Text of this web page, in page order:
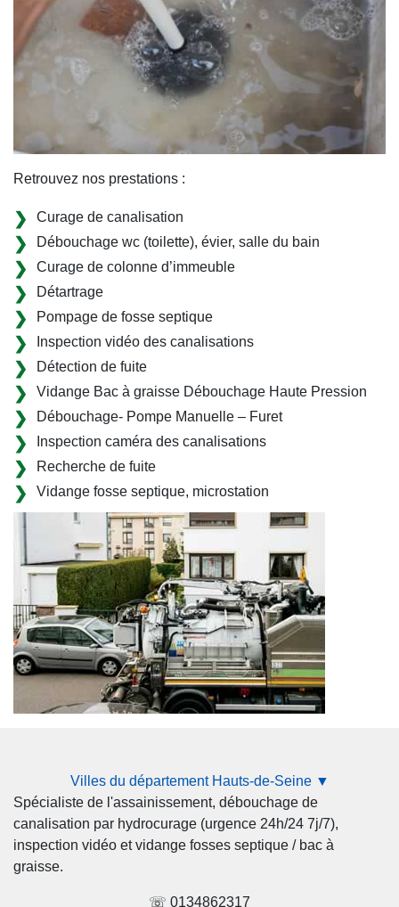
Retrouvez nos prestations :
Curage de canalisation
Débouchage wc (toilette), évier, salle du bain
Curage de colonne d’immeuble
Détartrage
Pompage de fosse septique
Inspection vidéo des canalisations
Détection de fuite
Vidange Bac à graisse Débouchage Haute Pression
Débouchage- Pompe Manuelle – Furet
Inspection caméra des canalisations
Recherche de fuite
Vidange fosse septique, microstation
Villes du département Hauts-de-Seine ▼
Spécialiste de l'assainissement, débouchage de
canalisation par hydrocurage (urgence 24h/24 7j/7),
inspection vidéo et vidange fosses septique / bac à
graisse.
☏ 0134862317